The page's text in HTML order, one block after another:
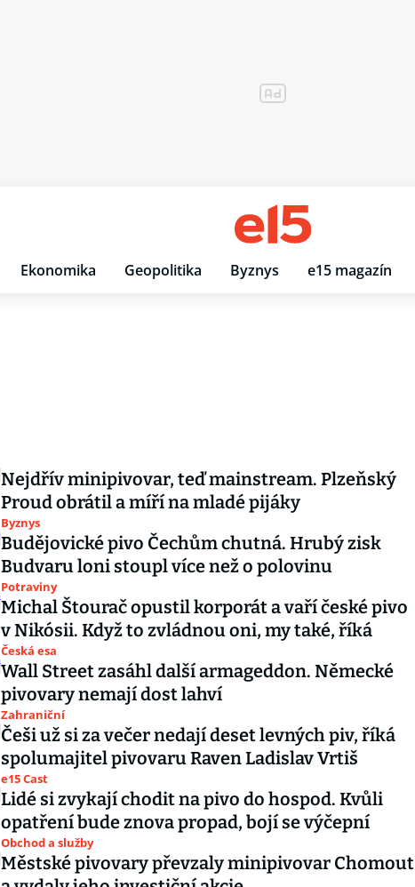
Ekonomika Geopolitika Byznys e15 magazín
Nejdřív minipivovar, teď mainstream. Plzeňský
Proud obrátil a míří na mladé pijáky
Byznys
Budějovické pivo Čechům chutná. Hrubý zisk
Budvaru loni stoupl více než o polovinu
Potraviny
Michal Štourač opustil korporát a vaří české pivo
v Nikósii. Když to zvládnou oni, my také, říká
Česká esa
Wall Street zasáhl další armageddon. Německé
pivovary nemají dost lahví
Zahraniční
Češi už si za večer nedají deset levných piv, říká
spolumajitel pivovaru Raven Ladislav Vrtiš
e15 Cast
Lidé si zvykají chodit na pivo do hospod. Kvůli
opatření bude znova propad, bojí se výčepní
Obchod a služby
Městské pivovary převzaly minipivovar Chomout